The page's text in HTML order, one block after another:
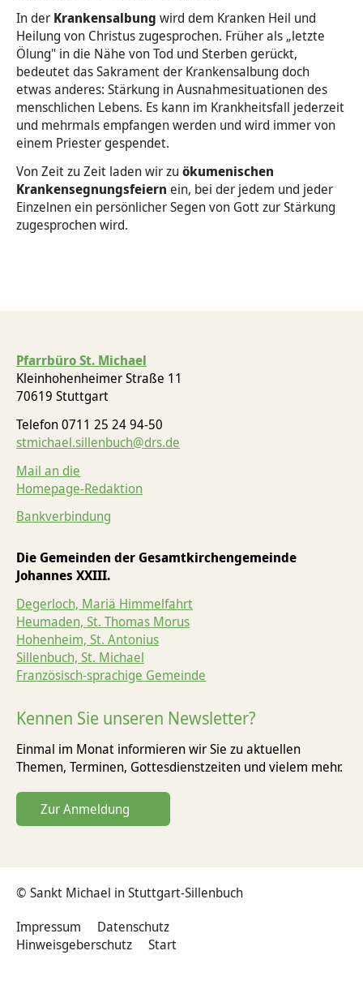
In der Krankensalbung wird dem Kranken Heil und
Heilung von Christus zugesprochen. Früher als „letzte
Ölung" in die Nähe von Tod und Sterben gerückt,
bedeutet das Sakrament der Krankensalbung doch
etwas anderes: Stärkung in Ausnahmesituationen des
menschlichen Lebens. Es kann im Krankheitsfall jederzeit
und mehrmals empfangen werden und wird immer von
einem Priester gespendet.
Von Zeit zu Zeit laden wir zu ökumenischen
Krankensegnungsfeiern ein, bei der jedem und jeder
Einzelnen ein persönlicher Segen von Gott zur Stärkung
zugesprochen wird.
Pfarrbüro St. Michael
Kleinhohenheimer Straße 11
70619 Stuttgart
Telefon 0711 25 24 94-50
stmichael.sillenbuch@drs.de
Mail an die
Homepage-Redaktion
Bankverbindung
Die Gemeinden der Gesamtkirchengemeinde
Johannes XXIII.
Degerloch, Mariä Himmelfahrt
Heumaden, St. Thomas Morus
Hohenheim, St. Antonius
Sillenbuch, St. Michael
Französisch-sprachige Gemeinde
Kennen Sie unseren Newsletter?
Einmal im Monat informieren wir Sie zu aktuellen
Themen, Terminen, Gottesdienst­zeiten und vielem mehr.
Zur Anmeldung
© Sankt Michael in Stuttgart-Sillenbuch
Impressum
Datenschutz
Hinweisgeberschutz
Start